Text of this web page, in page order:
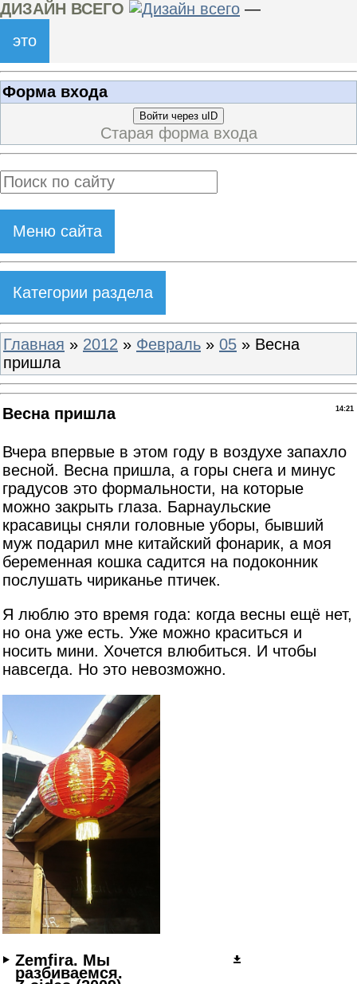
ДИЗАЙН ВСЕГО
—
это
Форма входа
Войти через uID
Старая форма входа
Меню сайта
Категории раздела
Главная » 2012 » Февраль » 05 » Весна
пришла
14:21
Весна пришла
Вчера впервые в этом году в воздухе запахло
весной. Весна пришла, а горы снега и минус
градусов это формальности, на которые
можно закрыть глаза. Барнаульские
красавицы сняли головные уборы, бывший
муж подарил мне китайский фонарик, а моя
беременная кошка садится на подоконник
послушать чириканье птичек.
Я люблю это время года: когда весны ещё нет,
но она уже есть. Уже можно краситься и
носить мини. Хочется влюбиться. И чтобы
навсегда. Но это невозможно.
Zemfira. Мы
разбиваемся.